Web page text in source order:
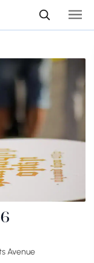
Avenue